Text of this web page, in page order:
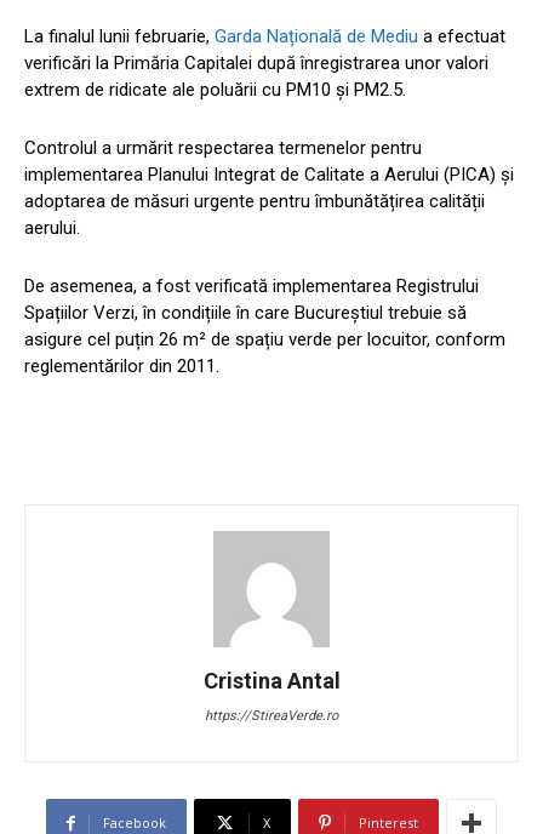
La finalul lunii februarie, Garda Națională de Mediu a efectuat
verificări la Primăria Capitalei după înregistrarea unor valori
extrem de ridicate ale poluării cu PM10 și PM2.5.
Controlul a urmărit respectarea termenelor pentru
implementarea Planului Integrat de Calitate a Aerului (PICA) și
adoptarea de măsuri urgente pentru îmbunătățirea calității
aerului.
De asemenea, a fost verificată implementarea Registrului
Spațiilor Verzi, în condițiile în care Bucureștiul trebuie să
asigure cel puțin 26 m² de spațiu verde per locuitor, conform
reglementărilor din 2011.
Cristina Antal
https://StireaVerde.ro
Facebook X Pinterest